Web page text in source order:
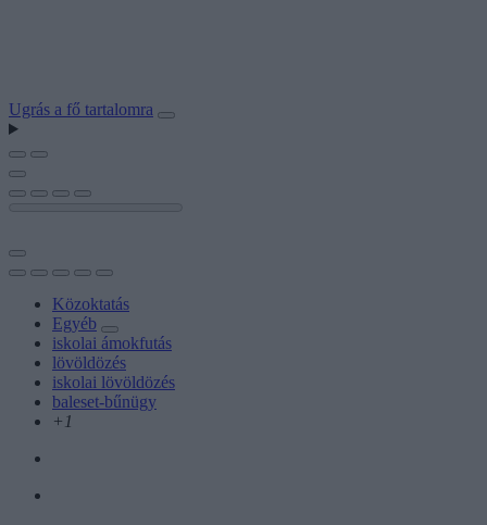
Ugrás a fő tartalomra
Közoktatás
Egyéb
iskolai ámokfutás
lövöldözés
iskolai lövöldözés
baleset-bűnügy
+1